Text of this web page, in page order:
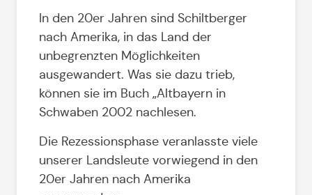
In den 20er Jahren sind Schiltberger
nach Amerika, in das Land der
unbegrenzten Möglichkeiten
ausgewandert. Was sie dazu trieb,
können sie im Buch „Altbayern in
Schwaben 2002 nachlesen.
Die Rezessionsphase veranlasste viele
unserer Landsleute vorwiegend in den
20er Jahren nach Amerika